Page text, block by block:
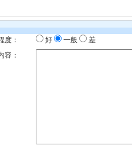
度：
好 一般
差
容：